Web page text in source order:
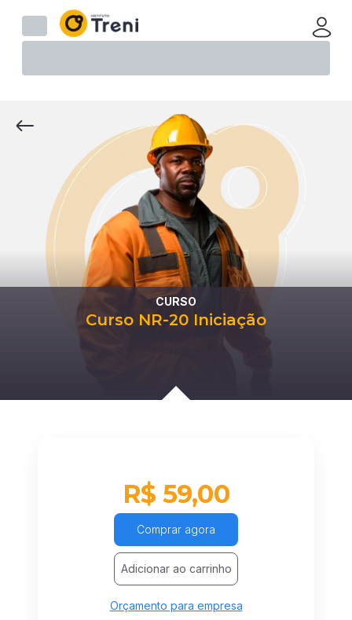
CURSO
Curso NR-20 Iniciação
R$ 59,00
Comprar agora
Adicionar ao carrinho
Orçamento para empresa